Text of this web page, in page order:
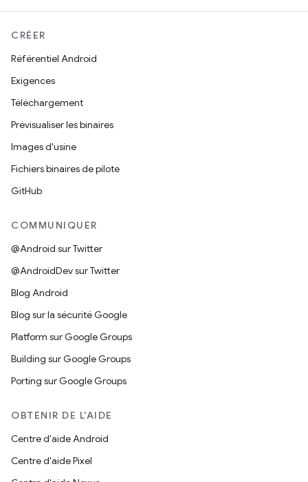
CRÉER
Référentiel Android
Exigences
Téléchargement
Prévisualiser les binaires
Images d'usine
Fichiers binaires de pilote
GitHub
COMMUNIQUER
@Android sur Twitter
@AndroidDev sur Twitter
Blog Android
Blog sur la sécurité Google
Platform sur Google Groups
Building sur Google Groups
Porting sur Google Groups
OBTENIR DE L'AIDE
Centre d'aide Android
Centre d'aide Pixel